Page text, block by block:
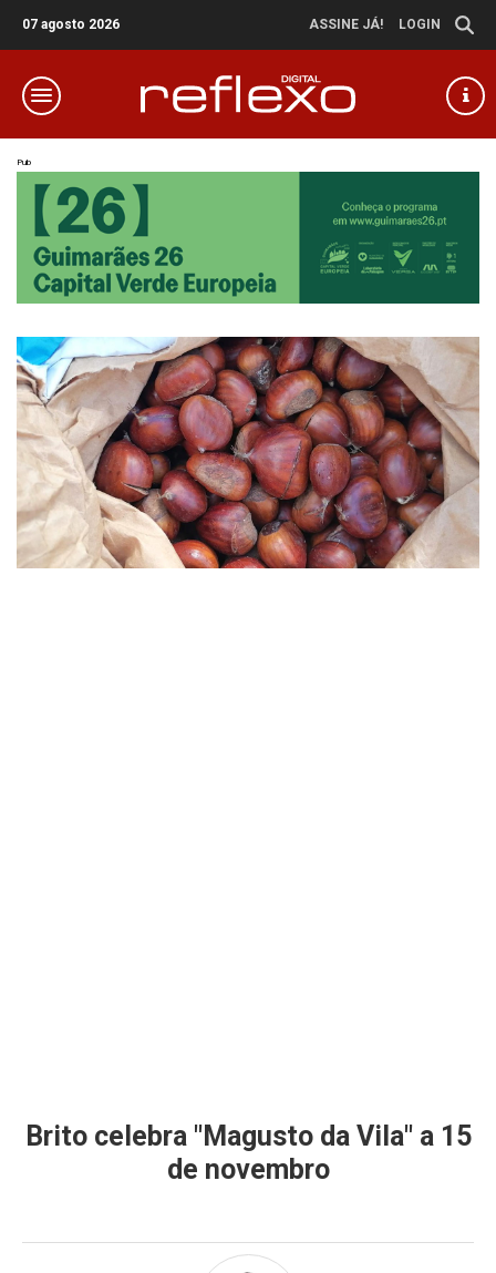
07 agosto 2026 ASSINE JÁ! LOGIN
Pub
Brito celebra "Magusto da Vila" a 15
de novembro